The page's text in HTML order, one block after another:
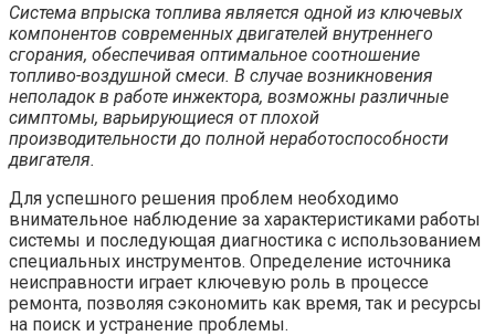
Система впрыска топлива является одной из ключевых
компонентов современных двигателей внутреннего
сгорания, обеспечивая оптимальное соотношение
топливо-воздушной смеси. В случае возникновения
неполадок в работе инжектора, возможны различные
симптомы, варьирующиеся от плохой
производительности до полной неработоспособности
двигателя.
Для успешного решения проблем необходимо
внимательное наблюдение за характеристиками работы
системы и последующая диагностика с использованием
специальных инструментов. Определение источника
неисправности играет ключевую роль в процессе
ремонта, позволяя сэкономить как время, так и ресурсы
на поиск и устранение проблемы.